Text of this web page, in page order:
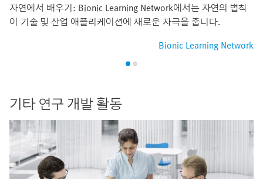
자연에서 배우기: Bionic Learning Network에서는 자연의 법칙
이 기술 및 산업 애플리케이션에 새로운 자극을 줍니다.
Bionic Learning Network
기타 연구 개발 활동